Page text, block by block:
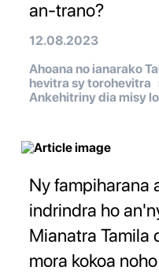
an-trano?
12.08.2023
Ahoana no ianarako
hevitra sy torohevitra
Ankehitriny dia misy
Ny fampiharana
indrindra ho
Mianatra Tamila
mora kokoa